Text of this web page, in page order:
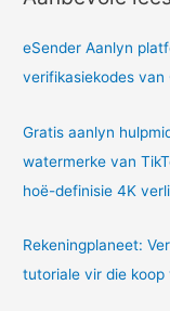
eSender Aanlyn
verifikasiekodes
Gratis aanlyn
watermerke van
hoë-definisie 4K
Rekeningplaneet:
tutoriale vir die koop